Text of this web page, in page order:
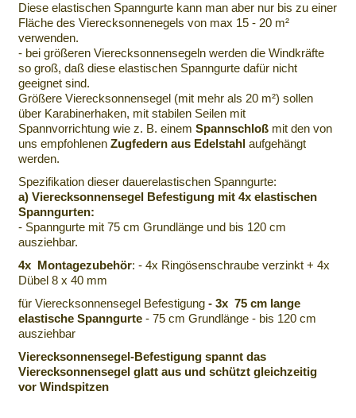
Diese elastischen Spanngurte kann man aber nur bis zu einer
Fläche des Vierecksonnenegels von max 15 - 20 m²
verwenden.
- bei größeren Vierecksonnensegeln werden die Windkräfte
so groß, daß diese elastischen Spanngurte dafür nicht
geeignet sind.
Größere Vierecksonnensegel (mit mehr als 20 m²) sollen
über Karabinerhaken, mit stabilen Seilen mit
Spannvorrichtung wie z. B. einem Spannschloß mit den von
uns empfohlenen Zugfedern aus Edelstahl aufgehängt
werden.
Spezifikation dieser dauerelastischen Spanngurte:
a) Vierecksonnensegel Befestigung mit 4x elastischen
Spanngurten:
- Spanngurte mit 75 cm Grundlänge und bis 120 cm
ausziehbar.
4x Montagezubehör: - 4x Ringösenschraube verzinkt + 4x
Dübel 8 x 40 mm
für Vierecksonnensegel Befestigung - 3x 75 cm lange
elastische Spanngurte - 75 cm Grundlänge - bis 120 cm
ausziehbar
Vierecksonnensegel-Befestigung spannt das
Vierecksonnensegel glatt aus und schützt gleichzeitig
vor Windspitzen